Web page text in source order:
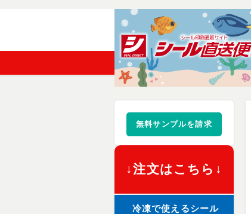
無料サンプルを請求
↓注文はこちら↓
冷凍で使えるシール